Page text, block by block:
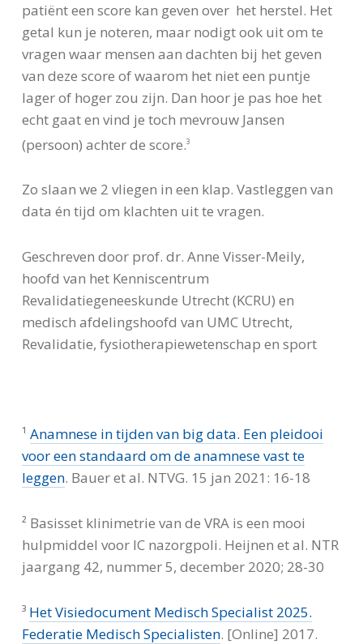
patiënt een score kan geven over het herstel. Het
getal kun je noteren, maar nodigt ook uit om te
vragen waar mensen aan dachten bij het geven
van deze score of waarom het niet een puntje
lager of hoger zou zijn. Dan hoor je pas hoe het
echt gaat en vind je toch mevrouw Jansen
(persoon) achter de score.3
Zo slaan we 2 vliegen in een klap. Vastleggen van
data én tijd om klachten uit te vragen.
Geschreven door prof. dr. Anne Visser-Meily,
hoofd van het Kenniscentrum
Revalidatiegeneeskunde Utrecht (KCRU) en
medisch afdelingshoofd van UMC Utrecht,
Revalidatie, fysiotherapiewetenschap en sport
¹ Anamnese in tijden van big data. Een pleidooi
voor een standaard om de anamnese vast te
leggen. Bauer et al. NTVG. 15 jan 2021: 16-18
² Basisset klinimetrie van de VRA is een mooi
hulpmiddel voor IC nazorgpoli. Heijnen et al. NTR
jaargang 42, nummer 5, december 2020; 28-30
³ Het Visiedocument Medisch Specialist 2025.
Federatie Medisch Specialisten. [Online] 2017.